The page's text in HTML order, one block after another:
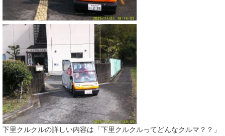
下里クルクルの詳しい内容は「下里クルクルってどんなクルマ？？」